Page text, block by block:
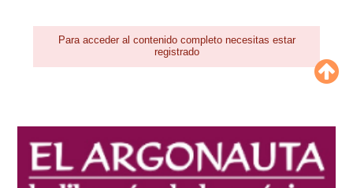
Para acceder al contenido completo necesitas estar
registrado